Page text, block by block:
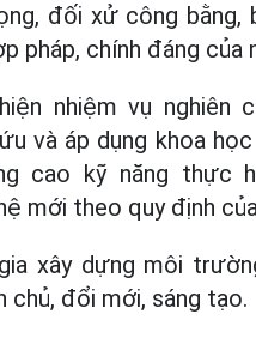
đối xử công bằng,
pháp, chính đáng của
nhiệm vụ nghiên
và áp dụng khoa
cao kỹ năng thực
mới theo quy định
xây dựng môi
chủ, đổi mới, sáng tạo.